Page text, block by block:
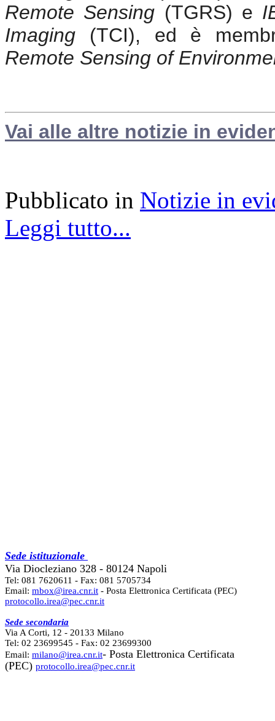
Remote Sensing (TGRS) e
Imaging (TCI), ed è
Remote Sensing of
Vai alle altre notizie in
Pubblicato in Notizie in
Leggi tutto...
Sede istituzionale
Via Diocleziano 328 - 80124 Napoli
Tel: 081 7620611 - Fax: 081 5705734
Email: mbox@irea.cnr.it - Posta Elettronica Certificata (PEC)
protocollo.irea@pec.cnr.it
Sede secondaria
Via A Corti, 12 - 20133 Milano
Tel: 02 23699545 - Fax: 02 23699300
Email: milano@irea.cnr.it- Posta Elettronica Certificata
(PEC) protocollo.irea@pec.cnr.it